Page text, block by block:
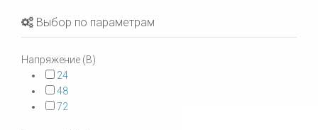
Выбор по параметрам
Напряжение (В)
24
48
72